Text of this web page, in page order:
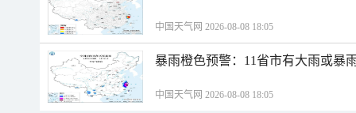
中国天气网 2026-08-08 18:05
暴雨橙色预警：11省市有大雨或暴
中国天气网 2026-08-08 18:05